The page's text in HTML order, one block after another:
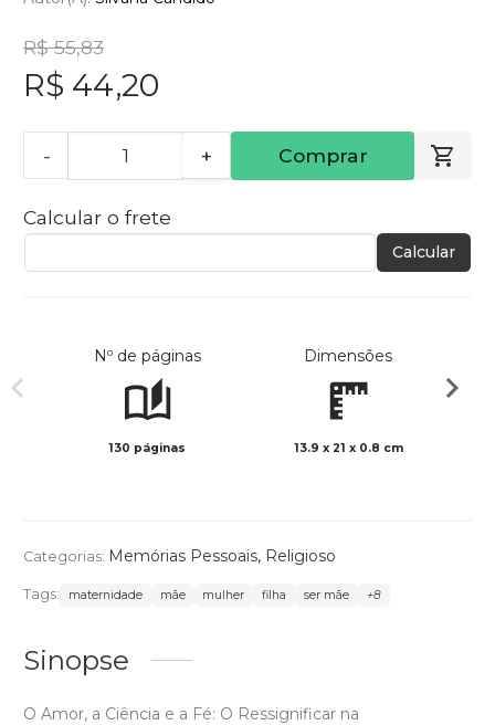
R$ 55,83
R$ 44,20
- + Comprar
Calcular o frete
Calcular
Nº de páginas
130 páginas
Dimensões
13.9 x 21 x 0.8 cm
Categorias: Memórias Pessoais, Religioso
Tags: maternidade mãe mulher filha ser mãe +8
Sinopse
O Amor, a Ciência e a Fé: O Ressignificar na